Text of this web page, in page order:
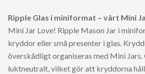
Ripple Glas i miniformat – vårt Mini
Mini Jar Love! Ripple Mason Jar i
kryddor eller små presenter i glas.
överskådligt organiseras med Mini Jars.
luktneutralt, vilket gör att kryddorna